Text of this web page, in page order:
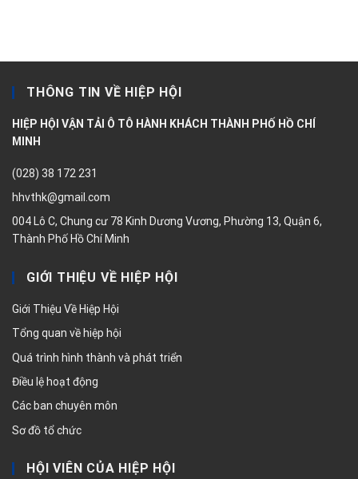
THÔNG TIN VỀ HIỆP HỘI
HIỆP HỘI VẬN TẢI Ô TÔ HÀNH KHÁCH THÀNH PHỐ HỒ CHÍ
MINH
(028) 38 172 231
hhvthk@gmail.com
004 Lô C, Chung cư 78 Kinh Dương Vương, Phường 13, Quận 6,
Thành Phố Hồ Chí Minh
GIỚI THIỆU VỀ HIỆP HỘI
Giới Thiệu Về Hiệp Hội
Tổng quan về hiệp hội
Quá trình hình thành và phát triển
Điều lệ hoạt động
Các ban chuyên môn
Sơ đồ tổ chức
HỘI VIÊN CỦA HIỆP HỘI